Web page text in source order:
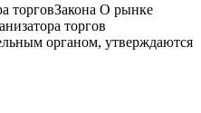
торговЗакона О рынке
торгов
органом, утверждаются